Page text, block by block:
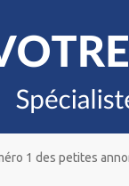
1 des petites